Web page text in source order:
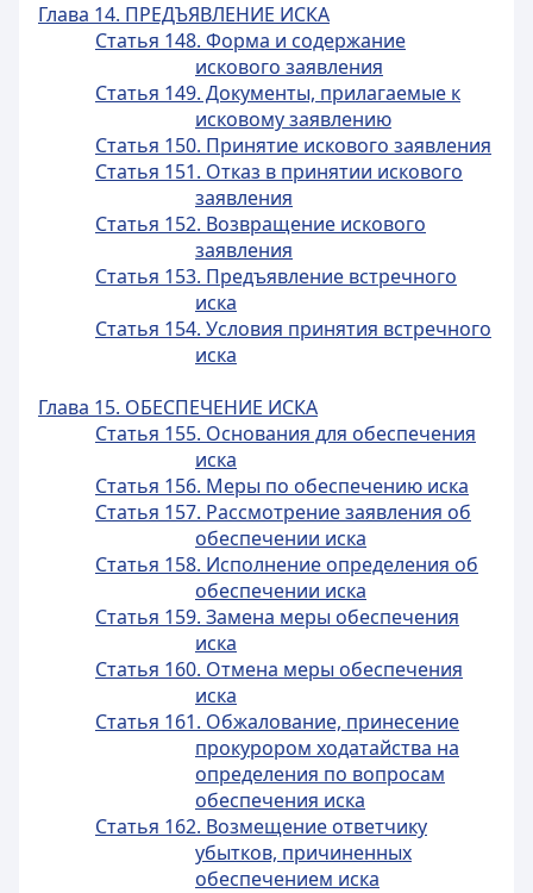
Глава 14. ПРЕДЪЯВЛЕНИЕ ИСКА
Статья 148. Форма и содержание
искового заявления
Статья 149. Документы, прилагаемые к
исковому заявлению
Статья 150. Принятие искового заявления
Статья 151. Отказ в принятии искового
заявления
Статья 152. Возвращение искового
заявления
Статья 153. Предъявление встречного
иска
Статья 154. Условия принятия встречного
иска
Глава 15. ОБЕСПЕЧЕНИЕ ИСКА
Статья 155. Основания для обеспечения
иска
Статья 156. Меры по обеспечению иска
Статья 157. Рассмотрение заявления об
обеспечении иска
Статья 158. Исполнение определения об
обеспечении иска
Статья 159. Замена меры обеспечения
иска
Статья 160. Отмена меры обеспечения
иска
Статья 161. Обжалование, принесение
прокурором ходатайства на
определения по вопросам
обеспечения иска
Статья 162. Возмещение ответчику
убытков, причиненных
обеспечением иска